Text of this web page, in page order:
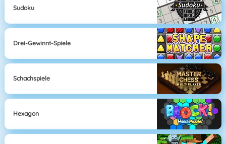
Sudoku
Drei-Gewinnt-Spiele
Schachspiele
Hexagon